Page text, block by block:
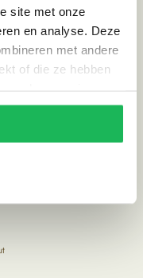
site met onze
en analyse. Deze
met andere
of die ze hebben
cm diameter